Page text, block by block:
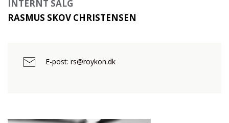
INTERNT SALG
RASMUS SKOV CHRISTENSEN
E-post: rs@roykon.dk